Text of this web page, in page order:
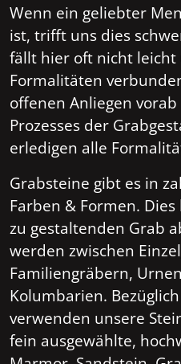
Wenn ein geliebter
ist, trifft uns dies
fällt hier oft nicht
Formalitäten
offenen Anliegen
Prozesses der
erledigen alle
Grabsteine gibt es in
Farben & Formen.
zu gestaltenden Grab
werden zwischen
Familiengräbern,
Kolumbarien.
verwenden unsere
fein ausgewählte,